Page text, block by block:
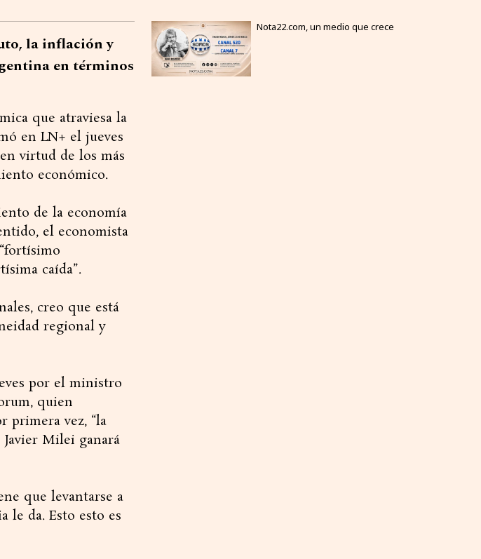
la inflación y
en términos
que atraviesa la
en LN+ el jueves
virtud de los más
económico.
de la economía
el economista
caída”.
creo que está
regional y
por el ministro
quien
primera vez, “la
Milei ganará
que levantarse a
le da. Esto esto es
Nota22.com, un medio que crece